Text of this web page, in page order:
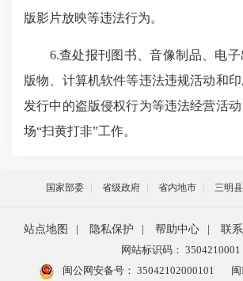
版影片放映等违法行为。
6.查处报刊图书、音像制品、电子
版物、计算机软件等违法违规活动和
发行中的盗版侵权行为等违法经营活
场“扫黄打非”工作。
国家部委 省级政府 省内地市 三明
站点地图 隐私保护 帮助中心 联
网站标识码： 3504210001
闽公网安备号： 35042102000101